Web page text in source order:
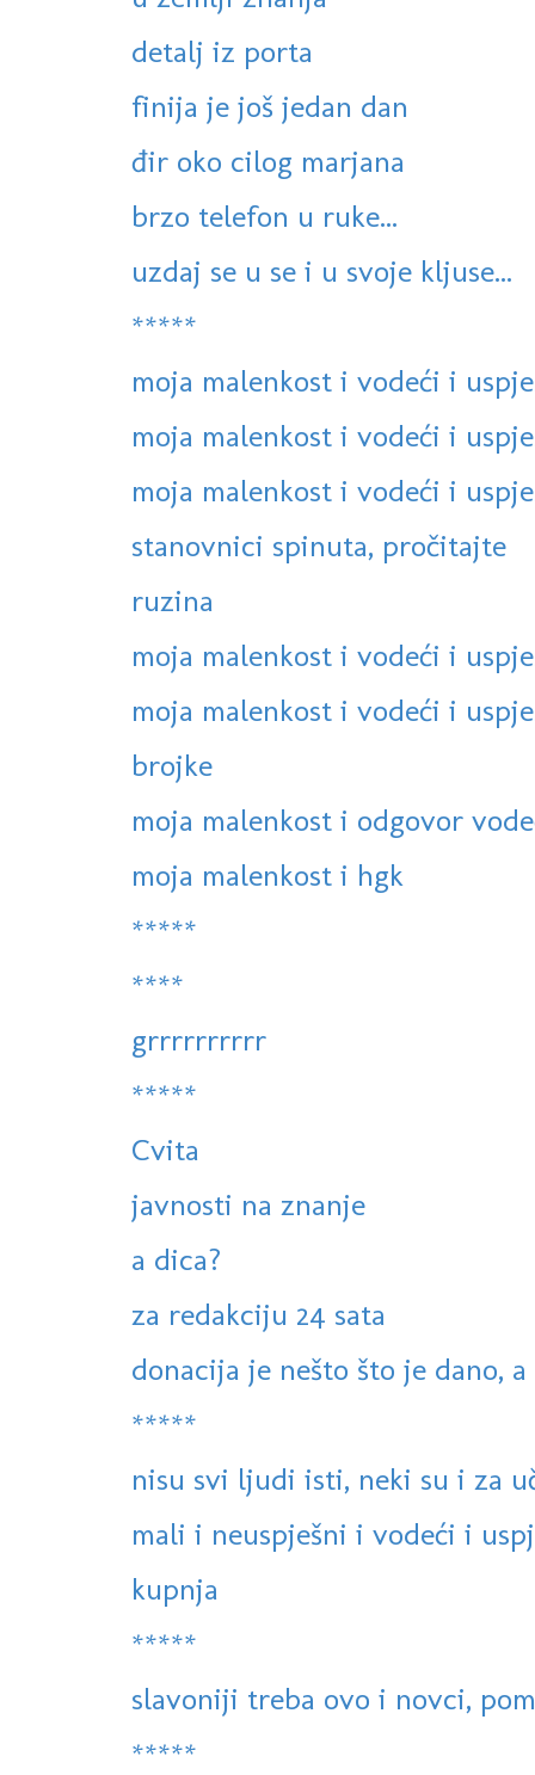
detalj iz porta
finija je još jedan dan
đir oko cilog marjana
brzo telefon u ruke...
uzdaj se u se i u svoje kljuse...
*****
moja malenkost i vodeći i
moja malenkost i vodeći i
moja malenkost i vodeći i
stanovnici spinuta, pročitajte
ruzina
moja malenkost i vodeći i
moja malenkost i vodeći i
brojke
moja malenkost i odgovor
moja malenkost i hgk
*****
****
grrrrrrrrrr
*****
Cvita
javnosti na znanje
a dica?
za redakciju 24 sata
donacija je nešto što je dano, a
*****
nisu svi ljudi isti, neki su i za
mali i neuspješni i vodeći i
kupnja
*****
slavoniji treba ovo i novci,
*****